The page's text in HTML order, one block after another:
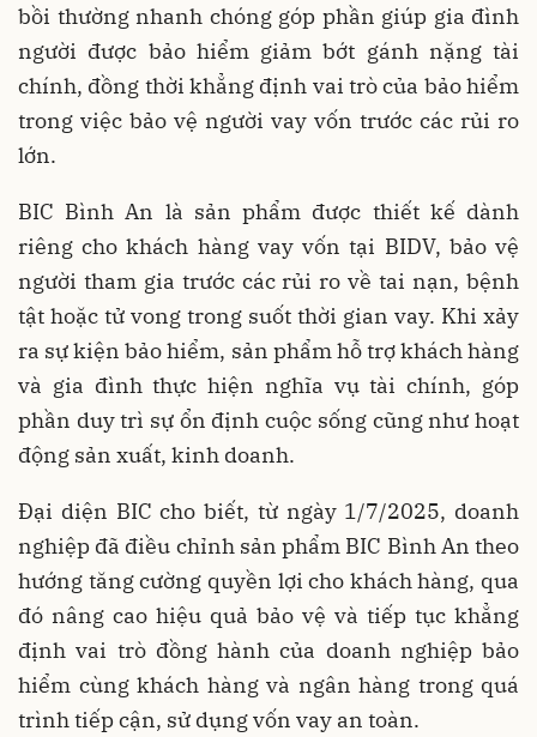
bồi thường nhanh chóng góp phần giúp gia đình
người được bảo hiểm giảm bớt gánh nặng tài
chính, đồng thời khẳng định vai trò của bảo hiểm
trong việc bảo vệ người vay vốn trước các rủi ro
lớn.
BIC Bình An là sản phẩm được thiết kế dành
riêng cho khách hàng vay vốn tại BIDV, bảo vệ
người tham gia trước các rủi ro về tai nạn, bệnh
tật hoặc tử vong trong suốt thời gian vay. Khi xảy
ra sự kiện bảo hiểm, sản phẩm hỗ trợ khách hàng
và gia đình thực hiện nghĩa vụ tài chính, góp
phần duy trì sự ổn định cuộc sống cũng như hoạt
động sản xuất, kinh doanh.
Đại diện BIC cho biết, từ ngày 1/7/2025, doanh
nghiệp đã điều chỉnh sản phẩm BIC Bình An theo
hướng tăng cường quyền lợi cho khách hàng, qua
đó nâng cao hiệu quả bảo vệ và tiếp tục khẳng
định vai trò đồng hành của doanh nghiệp bảo
hiểm cùng khách hàng và ngân hàng trong quá
trình tiếp cận, sử dụng vốn vay an toàn.